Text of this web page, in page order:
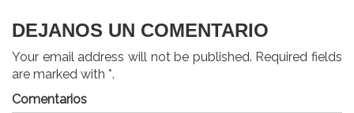
DEJANOS UN COMENTARIO
Your email address will not be published. Required fields
are marked with *.
Comentarios